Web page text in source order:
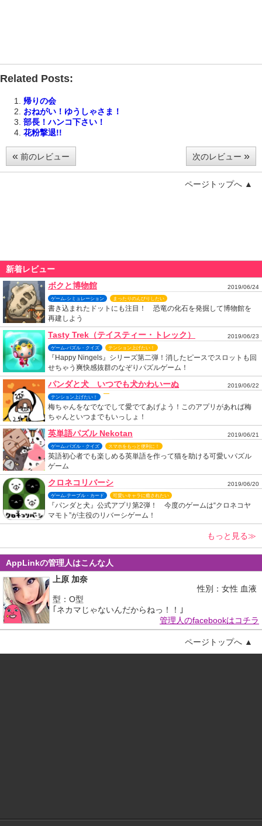
Related Posts:
帰りの会
おねがい！ゆうしゃさま！
部長！ハンコ下さい！
花粉撃退!!
« 前のレビュー 次のレビュー »
ページトップへ ▲
新着レビュー
ボクと博物館
2019/06/24
ゲーム-シミュレーション まったりのんびりしたい
書き込まれたドットにも注目！ 恐竜の化石を発掘して博物館を
再建しよう
Tasty Trek（テイスティー・トレック） 2019/06/23
ゲーム-パズル・クイズ テンション上げたい！
『Happy Ningels』シリーズ第二弾！消したピースでスロットも回
せちゃう爽快感抜群のなぞりパズルゲーム！
パンダと犬 いつでも犬かわいーぬ 2019/06/22
テンション上げたい！
梅ちゃんをなでなでして愛でてあげよう！このアプリがあれば梅
ちゃんといつまでもいっしょ！
英単語パズル Nekotan 2019/06/21
ゲーム-パズル・クイズ スマホをもっと便利に！
英語初心者でも楽しめる英単語を作って猫を助ける可愛いパズル
ゲーム
クロネコリバーシ 2019/06/20
ゲーム-テーブル・カード 可愛いキャラに癒されたい
『パンダと犬』公式アプリ第2弾！ 今度のゲームは“クロネコヤ
マモト”が主役のリバーシゲーム！
もっと見る≫
AppLinkの管理人はこんな人
上原 加奈
性別：女性 血液
型：O型
｢ネカマじゃないんだからねっ！！｣
管理人のfacebookはコチラ
ページトップへ ▲